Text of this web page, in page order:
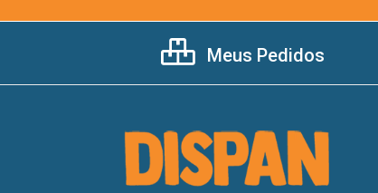
Meus Pedidos